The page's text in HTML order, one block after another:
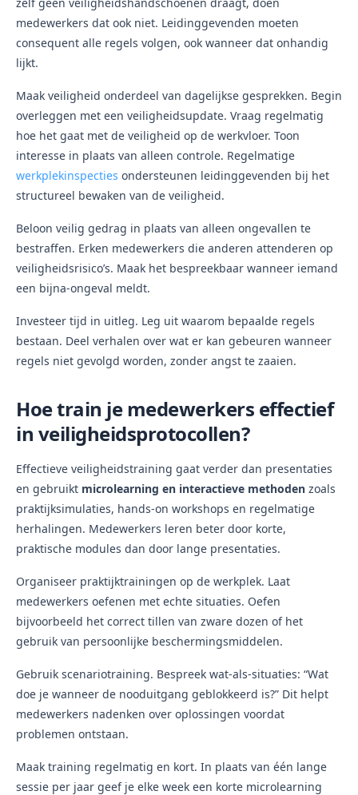
medewerkers dat ook niet. Leidinggevenden moeten
consequent alle regels volgen, ook wanneer dat onhandig
lijkt.
Maak veiligheid onderdeel van dagelijkse gesprekken. Begin
overleggen met een veiligheidsupdate. Vraag regelmatig
hoe het gaat met de veiligheid op de werkvloer. Toon
interesse in plaats van alleen controle. Regelmatige
werkplekinspecties ondersteunen leidinggevenden bij het
structureel bewaken van de veiligheid.
Beloon veilig gedrag in plaats van alleen ongevallen te
bestraffen. Erken medewerkers die anderen attenderen op
veiligheidsrisico’s. Maak het bespreekbaar wanneer iemand
een bijna-ongeval meldt.
Investeer tijd in uitleg. Leg uit waarom bepaalde regels
bestaan. Deel verhalen over wat er kan gebeuren wanneer
regels niet gevolgd worden, zonder angst te zaaien.
Hoe train je medewerkers effectief
in veiligheidsprotocollen?
Effectieve veiligheidstraining gaat verder dan presentaties
en gebruikt microlearning en interactieve methoden zoals
praktijksimulaties, hands-on workshops en regelmatige
herhalingen. Medewerkers leren beter door korte,
praktische modules dan door lange presentaties.
Organiseer praktijktrainingen op de werkplek. Laat
medewerkers oefenen met echte situaties. Oefen
bijvoorbeeld het correct tillen van zware dozen of het
gebruik van persoonlijke beschermingsmiddelen.
Gebruik scenariotraining. Bespreek wat-als-situaties: “Wat
doe je wanneer de nooduitgang geblokkeerd is?” Dit helpt
medewerkers nadenken over oplossingen voordat
problemen ontstaan.
Maak training regelmatig en kort. In plaats van één lange
sessie per jaar geef je elke week een korte microlearning